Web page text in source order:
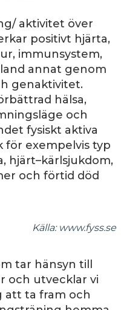
aktivitet över
positivt hjärta,
immunsystem,
annat genom
genaktivitet.
hälsa,
och
fysiskt aktiva
för exempelvis typ
hjärt–kärlsjukdom,
och förtid död
Källa: www.fyss.se
tar hänsyn till
och utvecklar vi
att ta fram och